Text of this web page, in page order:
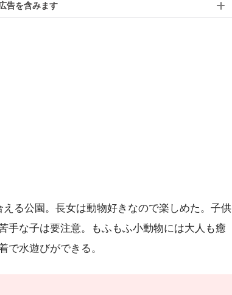
告を含みます
る公園。長女は動物好きなので楽しめた。子供
手な子は要注意。もふもふ小動物には大人も癒
で水遊びができる。